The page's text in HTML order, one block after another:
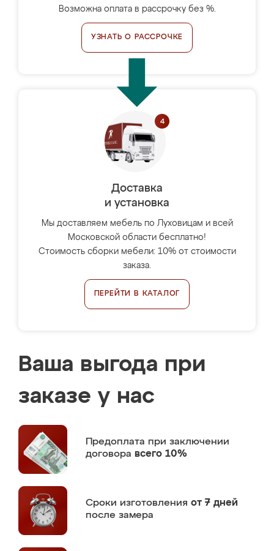
Возможна оплата в рассрочку без %.
УЗНАТЬ О РАССРОЧКЕ
Доставка
и установка
Мы доставляем мебель по Луховицам и всей
Московской области бесплатно!
Стоимость сборки мебели: 10% от стоимости
заказа.
ПЕРЕЙТИ В КАТАЛОГ
Ваша выгода при
заказе у нас
Предоплата при заключении
договора всего 10%
Сроки изготовления от 7 дней
после замера